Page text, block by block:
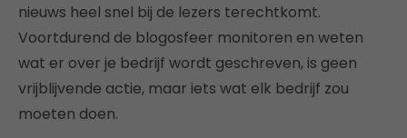
nieuws heel snel bij de lezers terechtkomt.
Voortdurend de blogosfeer monitoren en weten
wat er over je bedrijf wordt geschreven, is geen
vrijblijvende actie, maar iets wat elk bedrijf zou
moeten doen.